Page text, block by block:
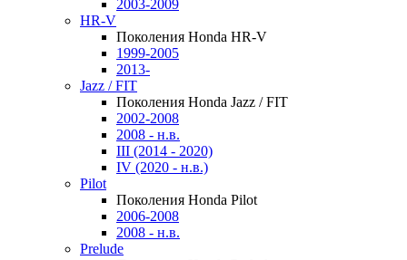
2003-2009
HR-V
Поколения Honda HR-V
1999-2005
2013-
Jazz / FIT
Поколения Honda Jazz / FIT
2002-2008
2008 - н.в.
III (2014 - 2020)
IV (2020 - н.в.)
Pilot
Поколения Honda Pilot
2006-2008
2008 - н.в.
Prelude